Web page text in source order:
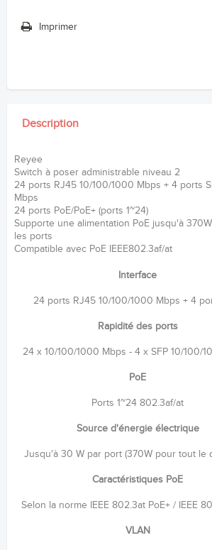
Imprimer
Description
Reyee
Switch à poser administrable niveau 2
24 ports RJ45 10/100/1000 Mbps + 4 ports
Mbps
24 ports PoE/PoE+ (ports 1~24)
Supporte une alimentation PoE jusqu'à
les ports
Compatible avec PoE IEEE802.3af/at
Interface
24 ports RJ45 10/100/1000 Mbps + 4
Rapidité des ports
24 x 10/100/1000 Mbps - 4 x SFP 10/100/
PoE
Ports 1~24 802.3af/at
Source d'énergie électrique
Jusqu'à 30 W par port (370W pour tout le
Caractéristiques PoE
Selon la norme IEEE 802.3at PoE+ / IEEE
VLAN